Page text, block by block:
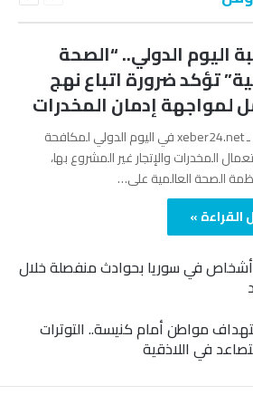
اليوم الدولي.. “الصحة
تؤكد ضرورة اتباع نهج
لمواجهة إدمان المخدرات
آفرين علو ـ xeber24.net في اليوم الدولي لمكافحة
المخدرات والإتجار غير المشروع بها،
الصحة العالمية على…
القراءة »
مصرع 5 أشخاص في سوريا بحوادث منفصلة خلال
مواطن أمام كنيسة.. التوترات
في اللاذقية